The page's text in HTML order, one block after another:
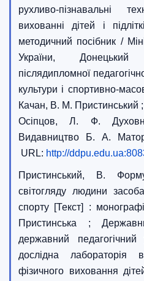
рухливо-пізнавальні
вихованні дітей і
методичний посібник /
України, Донецький
післядипломної
культури і спортивно-
Качан, В. М.
Осіпцов, Л. Ф.
Видавництво Б. А.
URL: http://
Пристинський, В.
світогляду людини
спорту [Текст] :
Пристинська ;
державний педагогічний
дослідна лабораторія
фізичного виховання